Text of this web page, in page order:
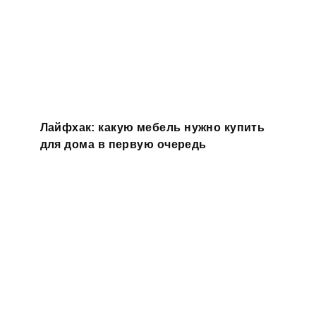
Лайфхак: какую мебель нужно купить
для дома в первую очередь